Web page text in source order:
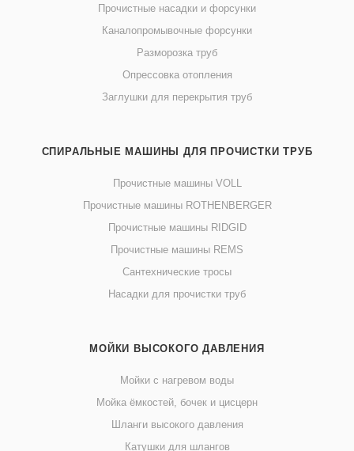
Прочистные насадки и форсунки
Каналопромывочные форсунки
Разморозка труб
Опрессовка отопления
Заглушки для перекрытия труб
СПИРАЛЬНЫЕ МАШИНЫ ДЛЯ ПРОЧИСТКИ ТРУБ
Прочистные машины VOLL
Прочистные машины ROTHENBERGER
Прочистные машины RIDGID
Прочистные машины REMS
Сантехнические тросы
Насадки для прочистки труб
МОЙКИ ВЫСОКОГО ДАВЛЕНИЯ
Мойки с нагревом воды
Мойка ёмкостей, бочек и цисцерн
Шланги высокого давления
Катушки для шлангов